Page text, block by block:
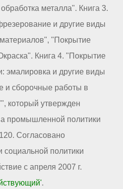
металла". Книга 3.
и другие виды
"Покрытие
Книга 4. "Покрытие
эмалировка и другие виды
и сборочные работы в
который утвержден
промышленной политики
Согласовано
социальной политики
с апреля 2007 г.
.